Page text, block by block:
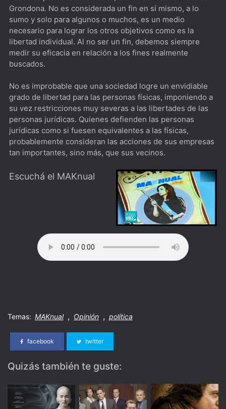
Biography: KISStory [****] Imperdible para cualquier
miembro del Kiss Army
The Peripheral [*****] De los creadores de Westworld
Grondona. No es considerada un fin en sí mismo, a lo
sumo y solo para algunos o muchos, es un medio
necesario para lograr los otros objetivos como es la
libertad individual. Al no ser un fin, debemos siempre
medir su eficacia en relación a los fines realmente
buscados.
No es improbable que una sociedad logre un envidiable
grado de libertad para las personas físicas, imponiendo a
su vez restricciones muy severas a las libertades de las
personas jurídicas. Quienes defienden las personas
jurídicas como si fuesen equivalentes a las físicas,
probablemente consideran las acciones de sus empresas
tan importantes, sino más, que sus vecinos.
Escuchá el MAKnual
Temas: MAKnual , Opinión , política
facebook twitter
Quizás también te guste: